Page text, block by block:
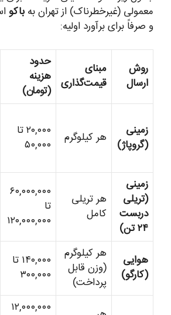
معمولی (غیرخطرناک) از تهران بهباکو
و صرفاً برای برآورد اولیه:
روش
ارسال
مبنای
قیمت‌گذاری
حدود
هزینه
(تومان)
زمینی
(گروپاژ)
هر کیلوگرم
۲۰,۰۰۰ تا
۵۰,۰۰۰
زمینی
(تریلی
دربست
۲۴ تن)
هر تریلی
کامل
۶۰,۰۰۰,۰۰۰
۱۲۰,۰۰۰,۰۰۰
هوایی
(کارگو)
هر کیلوگرم
(وزن قابل
پرداخت)
۱۴۰,۰۰۰ تا
۳۰۰,۰۰۰
۱۲,۰۰۰,۰۰۰